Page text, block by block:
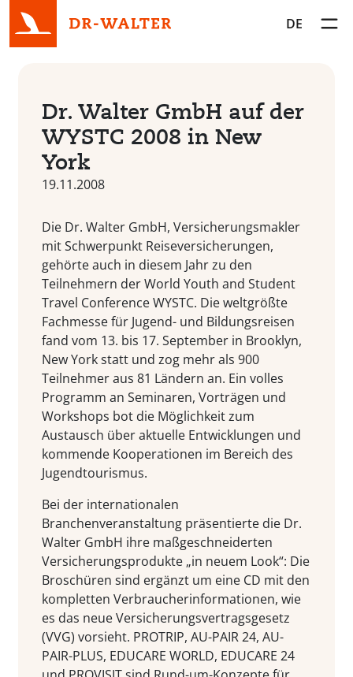
DE
Dr. Walter GmbH auf der
WYSTC 2008 in New
York
19.11.2008
Die Dr. Walter GmbH, Versicherungsmakler
mit Schwerpunkt Reiseversicherungen,
gehörte auch in diesem Jahr zu den
Teilnehmern der World Youth and Student
Travel Conference WYSTC. Die weltgrößte
Fachmesse für Jugend- und Bildungsreisen
fand vom 13. bis 17. September in Brooklyn,
New York statt und zog mehr als 900
Teilnehmer aus 81 Ländern an. Ein volles
Programm an Seminaren, Vorträgen und
Workshops bot die Möglichkeit zum
Austausch über aktuelle Entwicklungen und
kommende Kooperationen im Bereich des
Jugendtourismus.
Bei der internationalen
Branchenveranstaltung präsentierte die Dr.
Walter GmbH ihre maßgeschneiderten
Versicherungsprodukte „in neuem Look“: Die
Broschüren sind ergänzt um eine CD mit den
kompletten Verbraucherinformationen, wie
es das neue Versicherungsvertragsgesetz
(VVG) vorsieht. PROTRIP, AU-PAIR 24, AU-
PAIR-PLUS, EDUCARE WORLD, EDUCARE 24